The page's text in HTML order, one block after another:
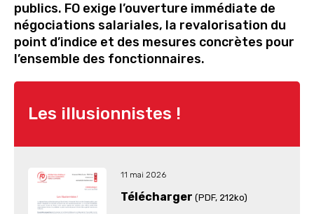
publics. FO exige l’ouverture immédiate de
négociations salariales, la revalorisation du
point d’indice et des mesures concrètes pour
l’ensemble des fonctionnaires.
Les illusionnistes !
11 mai 2026
Télécharger (PDF, 212ko)